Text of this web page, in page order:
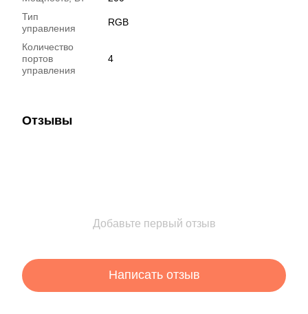
Тип
управления
RGB
Количество
портов
управления
4
Отзывы
Добавьте первый отзыв
Написать отзыв